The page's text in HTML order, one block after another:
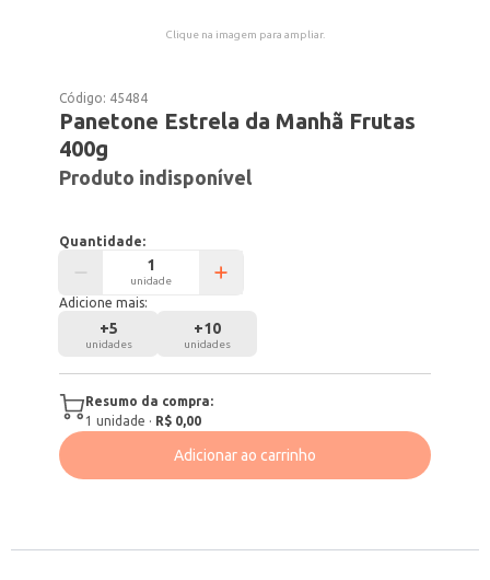
Clique na imagem para ampliar.
Código: 45484
Panetone Estrela da Manhã Frutas
400g
Produto indisponível
Quantidade:
unidade
Adicione mais:
+5
unidades
+10
unidades
Resumo da compra:
1 unidade · R$ 0,00
Adicionar ao carrinho